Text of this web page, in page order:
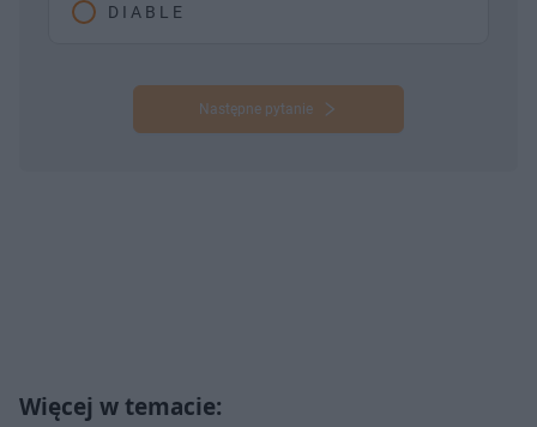
D I A B L E
Następne pytanie